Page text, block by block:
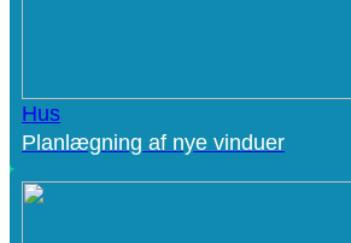
Hus
Planlægning af nye vinduer